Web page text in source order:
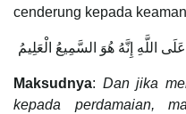
cenderung kepada
اللَّهِ إِنَّهُ هُوَ السَّمِيعُ الْعَلِيمُ
Maksudnya: Dan jika
kepada perdamaian,